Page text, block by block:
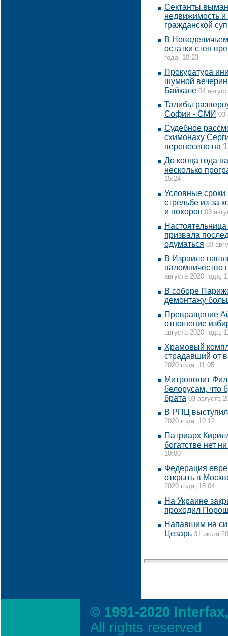
Сектанты
недвижимость
гражданской
В
остатки стен
года, 10:23
Прокуратура
шумной
Байкале 04
Талибы
Софии - СМИ 03
Судебное
схимонаху
перенесено на
До конца года
несколько
15:24
Условные
стрельбе из-за
и похорон 03
призвала
одуматься 03
В Израиле
паломничество
августа 2020 года,
В соборе
демонтажу
Превращение
отношение
августа 2020 года,
Храмовый
страдавший от
2020 года, 11:05
Митрополит
белорусам, что
брата 03 августа
В РПЦ
2020 года, 10:12
Патриарх
богатстве нет
10:00
Федерация
открыть в
2020 года, 18:04
На Украине
проходил
Напавшим на
Цезарь 31 июля
© 1991-2020
All rights reserved